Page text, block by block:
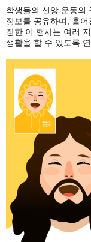
학생들의 신앙 운동의
정보를 공유하며, 흩
장한 이 행사는 여러
생활을 할 수 있도록